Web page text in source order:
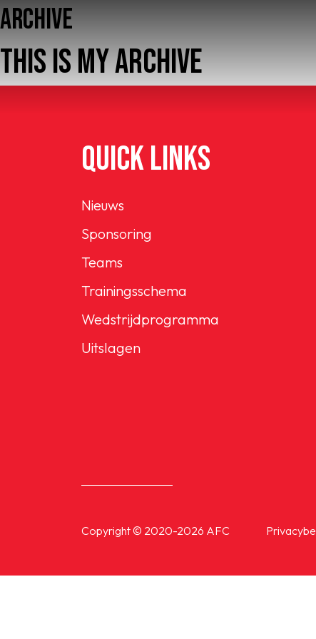
Home
AFC 1
Teams
Jeugd
Senioren
ARCHIVE
THIS IS MY ARCHIVE
QUICK LINKS
Nieuws
Sponsoring
Teams
Trainingsschema
Wedstrijdprogramma
Uitslagen
Copyright © 2020-2026 AFC